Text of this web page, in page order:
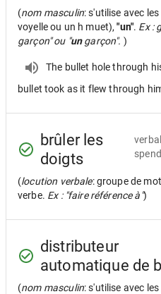
(nom masculin: s'utilise avec
voyelle ou un h muet),"un". Ex :
garçon" ou "ungarçon". )
The bullet hole through
bullet took as it flew through
brûler les
doigts
(locution verbale: groupe de
verbe. Ex : "faire référence à")
distributeur
automatique de
(nom masculin: s'utilise avec